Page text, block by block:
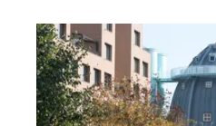
t
r
i
c
n
p
o
p